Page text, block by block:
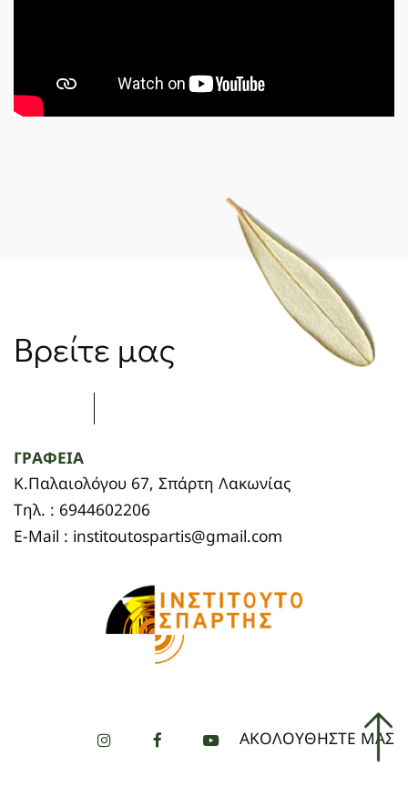
Βρείτε μας
ΓΡΑΦΕΙΑ
Κ.Παλαιολόγου 67, Σπάρτη Λακωνίας
Τηλ. : 6944602206
E-Mail : institoutospartis@gmail.com
ΑΚΟΛΟΥΘΗΣΤΕ ΜΑΣ